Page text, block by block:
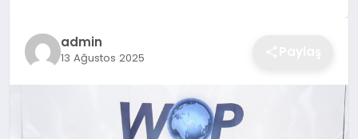
BESLENME
admin
13 Ağustos 2025